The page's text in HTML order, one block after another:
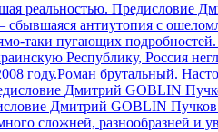
реальностью. Предисловие
антиутопия с
таки пугающих
Республику, Россия
году.Роман брутальный.
Дмитрий GOBLIN Пучков
сложней, разнообразней и